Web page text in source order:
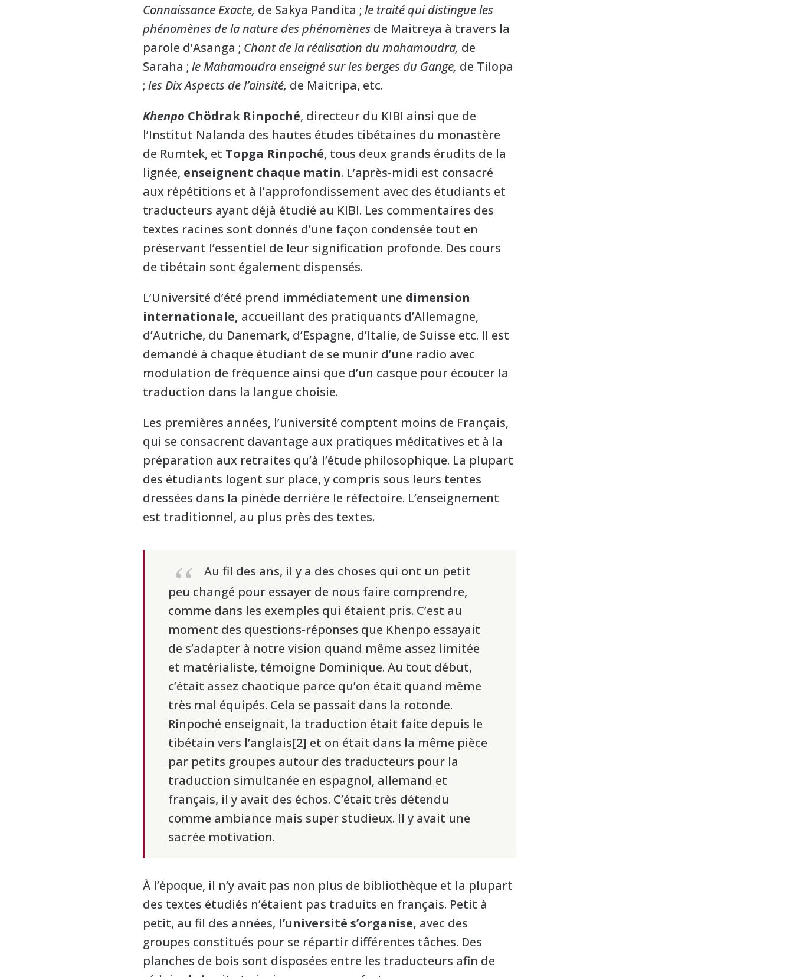
Connaissance Exacte, de Sakya Pandita ; le traité qui distingue les
phénomènes de la nature des phénomènesde Maitreya à travers la
parole d’Asanga ; Chant de la réalisation du mahamoudra, de
Saraha ; le Mahamoudra enseigné sur les berges du Gange, de Tilopa
; les Dix Aspects de l’ainsité, de Maitripa, etc.
Khenpo Chödrak Rinpoché, directeur du KIBI ainsi que de
l’Institut Nalanda des hautes études tibétaines du monastère
de Rumtek, et Topga Rinpoché, tous deux grands érudits de la
lignée, enseignent chaque matin. L’après-midi est consacré
aux répétitions et à l’approfondissement avec des étudiants et
traducteurs ayant déjà étudié au KIBI. Les commentaires des
textes racines sont donnés d’une façon condensée tout en
préservant l’essentiel de leur signification profonde. Des cours
de tibétain sont également dispensés.
L’Université d’été prend immédiatement une dimension
internationale, accueillant des pratiquants d’Allemagne,
d’Autriche, du Danemark, d’Espagne, d’Italie, de Suisse etc. Il est
demandé à chaque étudiant de se munir d’une radio avec
modulation de fréquence ainsi que d’un casque pour écouter la
traduction dans la langue choisie.
Les premières années, l’université comptent moins de Français,
qui se consacrent davantage aux pratiques méditatives et à la
préparation aux retraites qu’à l’étude philosophique. La plupart
des étudiants logent sur place, y compris sous leurs tentes
dressées dans la pinède derrière le réfectoire. L’enseignement
est traditionnel, au plus près des textes.
Au fil des ans, il y a des choses qui ont un petit
peu changé pour essayer de nous faire comprendre,
comme dans les exemples qui étaient pris. C’est au
moment des questions-réponses que Khenpo essayait
de s’adapter à notre vision quand même assez limitée
et matérialiste, témoigne Dominique. Au tout début,
c’était assez chaotique parce qu’on était quand même
très mal équipés. Cela se passait dans la rotonde.
Rinpoché enseignait, la traduction était faite depuis le
tibétain vers l’anglais[2] et on était dans la même pièce
par petits groupes autour des traducteurs pour la
traduction simultanée en espagnol, allemand et
français, il y avait des échos. C’était très détendu
comme ambiance mais super studieux. Il y avait une
sacrée motivation.
À l’époque, il n’y avait pas non plus de bibliothèque et la plupart
des textes étudiés n’étaient pas traduits en français. Petit à
petit, au fil des années, l’université s’organise, avec des
groupes constitués pour se répartir différentes tâches. Des
planches de bois sont disposées entre les traducteurs afin de